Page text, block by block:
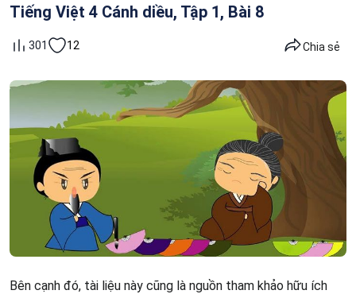
Tiếng Việt 4 Cánh diều, Tập 1, Bài 8
301 12 Chia sẻ
Bên cạnh đó, tài liệu này cũng là nguồn tham khảo hữu ích